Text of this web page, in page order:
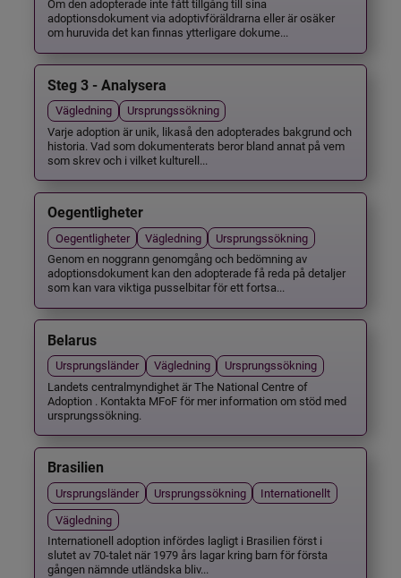
Om den adopterade inte fått tillgång till sina
adoptionsdokument via adoptivföräldrarna eller är osäker
om huruvida det kan finnas ytterligare dokume...
Steg 3 - Analysera
Vägledning
Ursprungssökning
Varje adoption är unik, likaså den adopterades bakgrund och
historia. Vad som dokumenterats beror bland annat på vem
som skrev och i vilket kulturell...
Oegentligheter
Oegentligheter Vägledning
Ursprungssökning
Genom en noggrann genomgång och bedömning av
adoptionsdokument kan den adopterade få reda på detaljer
som kan vara viktiga pusselbitar för ett fortsa...
Belarus
Ursprungsländer Vägledning
Ursprungssökning
Landets centralmyndighet är The National Centre of
Adoption . Kontakta MFoF för mer information om stöd med
ursprungssökning.
Brasilien
Ursprungsländer Ursprungssökning
Internationellt
Vägledning
Internationell adoption infördes lagligt i Brasilien först i
slutet av 70-talet när 1979 års lagar kring barn för första
gången nämnde utländska bliv...